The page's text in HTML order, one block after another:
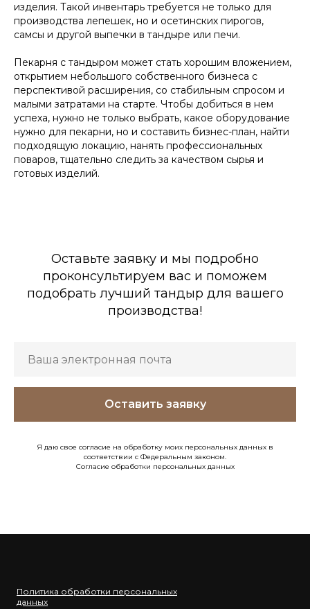
изделия. Такой инвентарь требуется не только для
производства лепешек, но и осетинских пирогов,
самсы и другой выпечки в тандыре или печи.
Пекарня с тандыром может стать хорошим вложением,
открытием небольшого собственного бизнеса с
перспективой расширения, со стабильным спросом и
малыми затратами на старте. Чтобы добиться в нем
успеха, нужно не только выбрать, какое оборудование
нужно для пекарни, но и составить бизнес-план, найти
подходящую локацию, нанять профессиональных
поваров, тщательно следить за качеством сырья и
готовых изделий.
Оставьте заявку и мы подробно
проконсультируем вас и поможем
подобрать лучший тандыр для вашего
производства!
Оставить заявку
Я даю свое согласие на обработку моих персональных данных в
соответствии с Федеральным законом.
Согласие обработки персональных данных
Политика обработки персональных
данных